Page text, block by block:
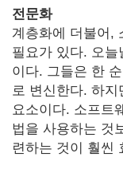
전문화
계층화에 더불어,
필요가 있다. 오
이다. 그들은 한
로 변신한다. 하
요소이다. 소프트
법을 사용하는 것
련하는 것이 훨씬